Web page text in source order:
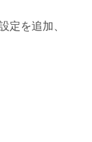
定を追加、